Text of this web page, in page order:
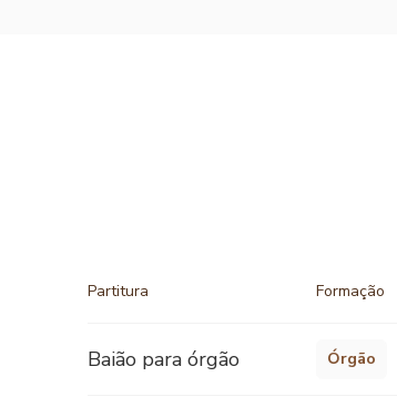
Partitura Formação
Baião para órgão Órgão